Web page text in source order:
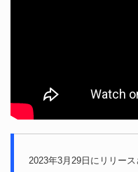
2023年3月29日にリリー